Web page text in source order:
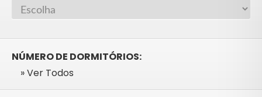
NÚMERO DE DORMITÓRIOS:
» Ver Todos